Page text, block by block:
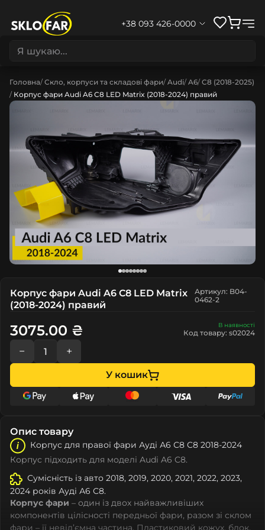
+38 093 426-0000
Головна Скло, корпуси та складові фари Audi A6 C8 (2018-2025)
Корпус фари Audi A6 C8 LED Matrix (2018-2024) правий
Корпус фари Audi A6 C8 LED Matrix
(2018-2024) правий
Артикул: B04-
0462-2
В наявності
Код товару: s02024
3075.00 ₴
− +
У кошик
Опис товару
Корпус для правої фари Ауді А6 С8 C8 2018-2024
Корпус підходить для моделі Audi A6 C8.
Сумісність із авто 2018, 2019, 2020, 2021, 2022, 2023,
2024 років Ауді А6 С8.
Корпус фари – один із двох найважливіших
компонентів цілісності передньої фари, разом зі склом
фари – її невід’ємна частина. Пластиковий кожух, блок,